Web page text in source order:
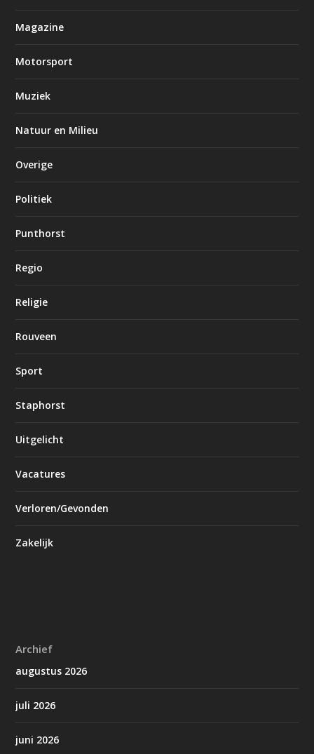
Magazine
Motorsport
Muziek
Natuur en Milieu
Overige
Politiek
Punthorst
Regio
Religie
Rouveen
Sport
Staphorst
Uitgelicht
Vacatures
Verloren/Gevonden
Zakelijk
Archief
augustus 2026
juli 2026
juni 2026